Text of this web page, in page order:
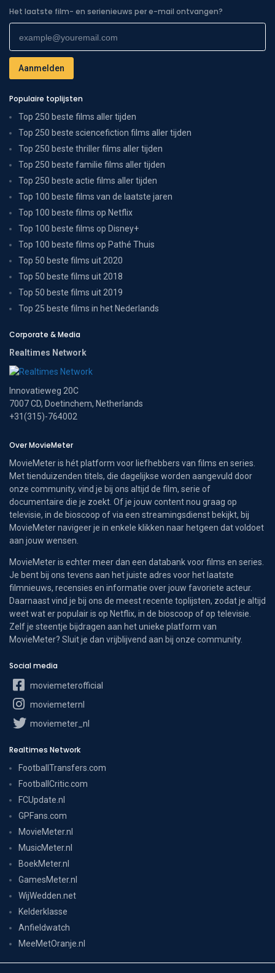
Het laatste film- en serienieuws per e-mail ontvangen?
Populaire toplijsten
Top 250 beste films aller tijden
Top 250 beste sciencefiction films aller tijden
Top 250 beste thriller films aller tijden
Top 250 beste familie films aller tijden
Top 250 beste actie films aller tijden
Top 100 beste films van de laatste jaren
Top 100 beste films op Netflix
Top 100 beste films op Disney+
Top 100 beste films op Pathé Thuis
Top 50 beste films uit 2020
Top 50 beste films uit 2018
Top 50 beste films uit 2019
Top 25 beste films in het Nederlands
Corporate & Media
Realtimes Network
Innovatieweg 20C
7007 CD, Doetinchem, Netherlands
+31(315)-764002
Over MovieMeter
MovieMeter is hét platform voor liefhebbers van films en series.
Met tienduizenden titels, die dagelijkse worden aangevuld door
onze community, vind je bij ons altijd de film, serie of
documentaire die je zoekt. Of je jouw content nou graag op
televisie, in de bioscoop of via een streamingsdienst bekijkt, bij
MovieMeter navigeer je in enkele klikken naar hetgeen dat voldoet
aan jouw wensen.
MovieMeter is echter meer dan een databank voor films en series.
Je bent bij ons tevens aan het juiste adres voor het laatste
filmnieuws, recensies en informatie over jouw favoriete acteur.
Daarnaast vind je bij ons de meest recente toplijsten, zodat je altijd
weet wat er populair is op Netflix, in de bioscoop of op televisie.
Zelf je steentje bijdragen aan het unieke platform van
MovieMeter? Sluit je dan vrijblijvend aan bij onze community.
Social media
moviemeterofficial
moviemeternl
moviemeter_nl
Realtimes Network
FootballTransfers.com
FootballCritic.com
FCUpdate.nl
GPFans.com
MovieMeter.nl
MusicMeter.nl
BoekMeter.nl
GamesMeter.nl
WijWedden.net
Kelderklasse
Anfieldwatch
MeeMetOranje.nl